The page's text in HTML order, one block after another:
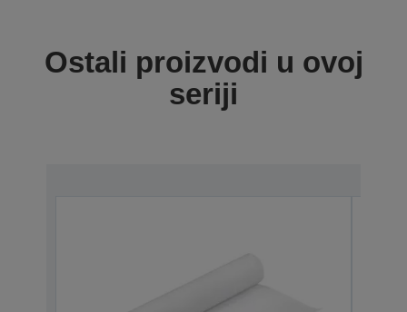
Ostali proizvodi u ovoj
seriji